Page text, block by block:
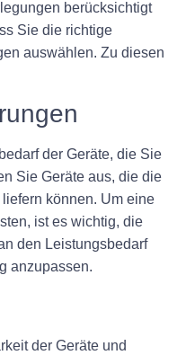
berücksichtigt
Sie die richtige
auswählen. Zu diesen
der Geräte, die Sie
Sie Geräte aus, die die
können. Um eine
ist es wichtig, die
den Leistungsbedarf
anzupassen.
der Geräte und